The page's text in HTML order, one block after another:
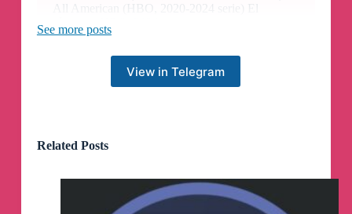
All American (HBO, 2020-2024 serie) El
añadir publicidad aunque pagues y además te
Luego quieren bloquear las plataformas que dan
el contenido a los usuarios gratuitamente, cuando
See more posts
View in Telegram
Related Posts